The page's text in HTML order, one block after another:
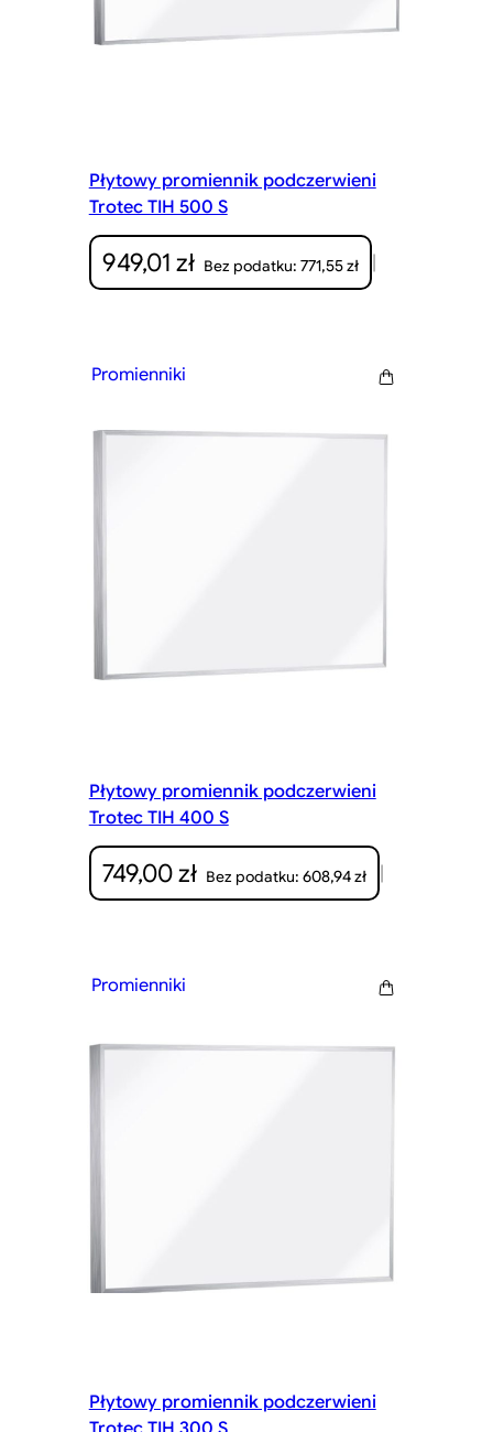
Płytowy promiennik podczerwieni
Trotec TIH 500 S
949,01 zł Bez podatku: 771,55zł |
Promienniki
Płytowy promiennik podczerwieni
Trotec TIH 400 S
749,00zł Bez podatku: 608,94zł |
Promienniki
Płytowy promiennik podczerwieni